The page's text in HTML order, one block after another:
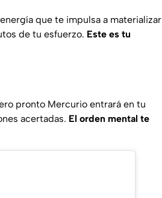
que te impulsa a materializar
de tu esfuerzo. Este es tu
pronto Mercurio entrará en tu
acertadas. El orden mental te